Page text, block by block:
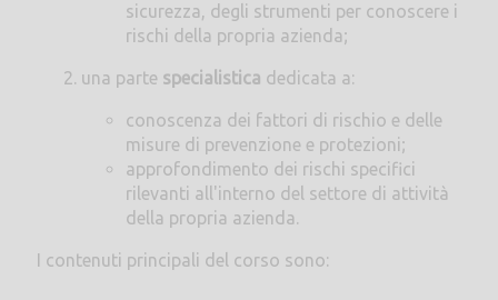
sicurezza, degli strumenti per conoscere i
rischi della propria azienda;
una parte specialistica dedicata a:
conoscenza dei fattori di rischio e delle
misure di prevenzione e protezioni;
approfondimento dei rischi specifici
rilevanti all'interno del settore di attività
della propria azienda.
I contenuti principali del corso sono: